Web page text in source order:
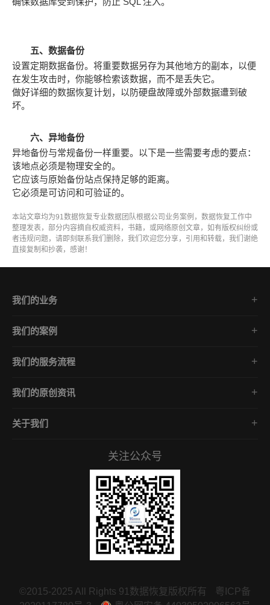
五、数据备份
设置定期数据备份。将重要数据另存为其他地方的副本，以便
在发生攻击时，你能够检索该数据，而不是丢失它。
做好详细的数据恢复计划，以防硬盘故障或外部数据遭到破
坏。
六、异地备份
异地备份与常规备份一样重要。以下是一些需要考虑的要点：
该地点必须是物理安全的。
它应该与原始备份站点保持足够的距离。
它必须是可访问和可验证的。
本站文章均为91数据恢复专业数据团队根据公司业务案例，数据恢复工作中
整理发表，部分内容摘自权威资料，书籍，或网络原创文章，如有版权纠纷或
者违规问题，请即刻联系我们删除，我们欢迎您分享，引用和转载，我们谢绝
直接复制和抄袭，感谢！
我们的业务
勒索病毒数据恢复
数据库修复
企业安全防护
我们的案例
Phobos家族
Mallox家族
lockbit家族
我们的服务流程
免费咨询/数据诊断分析
确认下单/签订合同
我们的原创资讯
勒索病毒数据恢复
关于我们
关注公众号
©2015-2025 All Rights 91数据恢复版权所有
粤ICP备